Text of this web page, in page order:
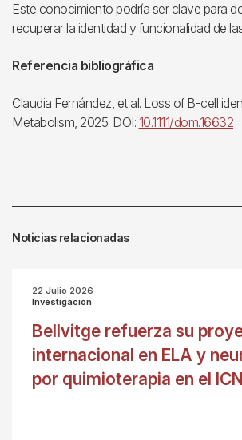
Este conocimiento podría ser clave para
recuperar la identidad y funcionalidad de
Referencia bibliográfica
Claudia Fernández, et al. Loss of B-cell
Metabolism, 2025. DOI: 10.1111/dom.16632
Noticias relacionadas
22 Julio 2026
Investigación
Bellvitge refuerza su
internacional en ELA y
por quimioterapia en el